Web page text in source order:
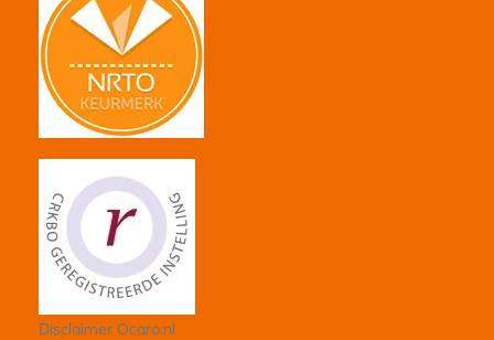
Disclaimer Ocaro.nl